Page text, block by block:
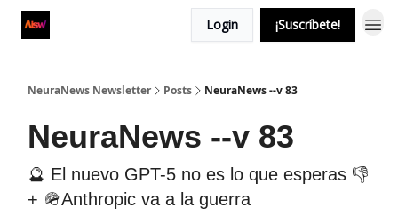
Login ¡Suscríbete!
NeuraNews Newsletter Posts NeuraNews --v 83
NeuraNews --v 83
🔮 El nuevo GPT-5 no es lo que esperas 👎
+ 🪖Anthropic va a la guerra